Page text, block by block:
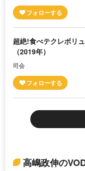
超絶!食べテクレボリ
（2019年）
司会
高嶋政伸の